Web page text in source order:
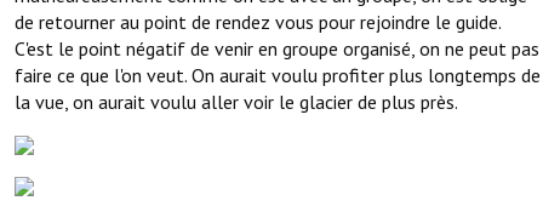
de retourner au point de rendez vous pour rejoindre le guide.
C'est le point négatif de venir en groupe organisé, on ne peut pas
faire ce que l'on veut. On aurait voulu profiter plus longtemps de
la vue, on aurait voulu aller voir le glacier de plus près.